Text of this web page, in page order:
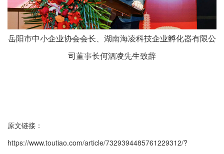
岳阳市中小企业协会会长、湖南海凌科技企业孵化器有限公
司董事长何泗凌先生致辞
原文链接：
https://www.toutiao.com/article/7329394485761229312/?